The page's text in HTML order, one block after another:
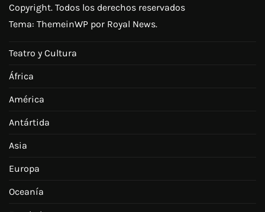
Copyright. Todos los derechos reservados
Tema: ThemeinWP por Royal News.
Teatro y Cultura
África
América
Antártida
Asia
Europa
Oceanía